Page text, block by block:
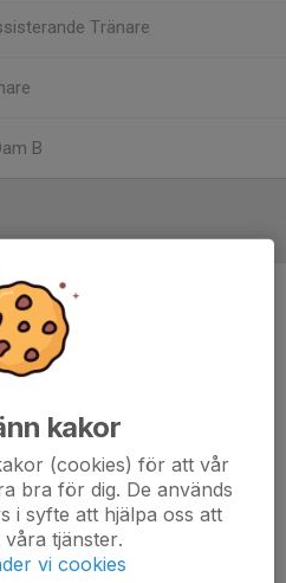
Tränare
B
kakor
(cookies) för att vår
bra för dig. De används
i syfte att hjälpa oss att
tjänster.
vi cookies